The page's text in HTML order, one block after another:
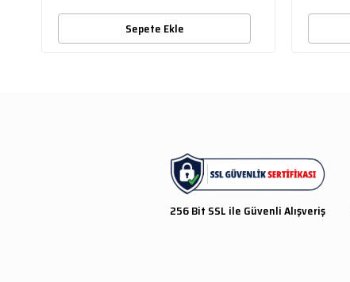
Sepete Ekle
256 Bit SSL ile Güvenli Alışveriş